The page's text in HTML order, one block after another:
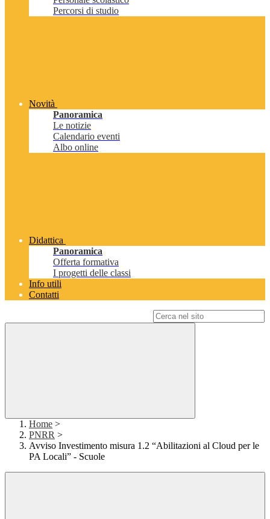
Percorsi di studio
Novità
Panoramica
Le notizie
Calendario eventi
Albo online
Didattica
Panoramica
Offerta formativa
I progetti delle classi
Info utili
Contatti
Home >
PNRR >
Avviso Investimento misura 1.2 “Abilitazioni al Cloud per le
PA Locali” - Scuole